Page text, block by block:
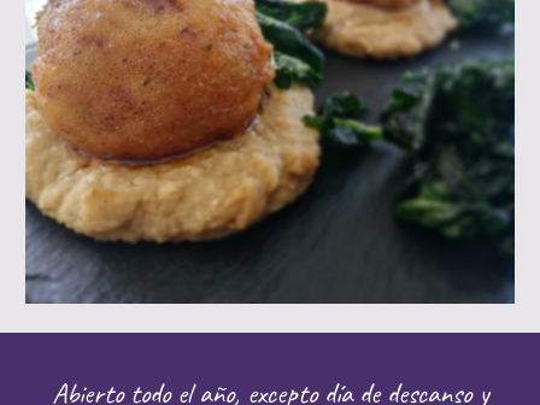
Abierto todo el año, excepto día de descanso y